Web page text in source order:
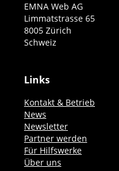
EMNA Web AG
Limmatstrasse 65
8005 Zürich
Schweiz
Links
Kontakt & Betrieb
News
Newsletter
Partner werden
Für Hilfswerke
Über uns